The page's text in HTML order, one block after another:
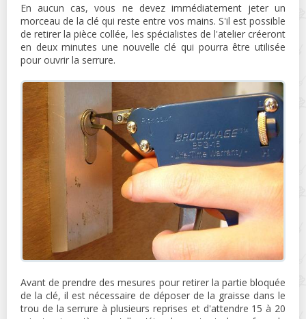
En aucun cas, vous ne devez immédiatement jeter un
morceau de la clé qui reste entre vos mains. S'il est possible
de retirer la pièce collée, les spécialistes de l'atelier créeront
en deux minutes une nouvelle clé qui pourra être utilisée
pour ouvrir la serrure.
Avant de prendre des mesures pour retirer la partie bloquée
de la clé, il est nécessaire de déposer de la graisse dans le
trou de la serrure à plusieurs reprises et d'attendre 15 à 20